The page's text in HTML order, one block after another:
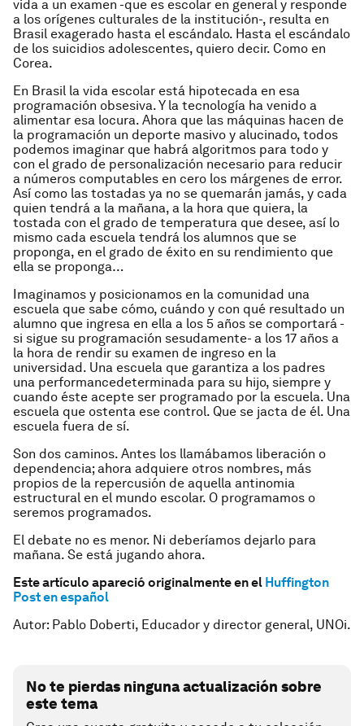
vida a un examen -que es escolar en general y responde
a los orígenes culturales de la institución-, resulta en
Brasil exagerado hasta el escándalo. Hasta el escándalo
de los suicidios adolescentes, quiero decir. Como en
Corea.
En Brasil la vida escolar está hipotecada en esa
programación obsesiva. Y la tecnología ha venido a
alimentar esa locura. Ahora que las máquinas hacen de
la programación un deporte masivo y alucinado, todos
podemos imaginar que habrá algoritmos para todo y
con el grado de personalización necesario para reducir
a números computables en cero los márgenes de error.
Así como las tostadas ya no se quemarán jamás, y cada
quien tendrá a la mañana, a la hora que quiera, la
tostada con el grado de temperatura que desee, así lo
mismo cada escuela tendrá los alumnos que se
proponga, en el grado de éxito en su rendimiento que
ella se proponga…
Imaginamos y posicionamos en la comunidad una
escuela que sabe cómo, cuándo y con qué resultado un
alumno que ingresa en ella a los 5 años se comportará -
si sigue su programación sesudamente- a los 17 años a
la hora de rendir su examen de ingreso en la
universidad. Una escuela que garantiza a los padres
una performancedeterminada para su hijo, siempre y
cuando éste acepte ser programado por la escuela. Una
escuela que ostenta ese control. Que se jacta de él. Una
escuela fuera de sí.
Son dos caminos. Antes los llamábamos liberación o
dependencia; ahora adquiere otros nombres, más
propios de la repercusión de aquella antinomia
estructural en el mundo escolar. O programamos o
seremos programados.
El debate no es menor. Ni deberíamos dejarlo para
mañana. Se está jugando ahora.
Este artículo apareció originalmente en el Huffington
Post en español
Autor: Pablo Doberti, Educador y director general, UNOi.
No te pierdas ninguna actualización sobre
este tema